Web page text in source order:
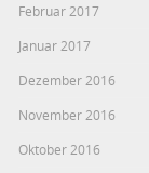
Februar 2017
Januar 2017
Dezember 2016
November 2016
Oktober 2016